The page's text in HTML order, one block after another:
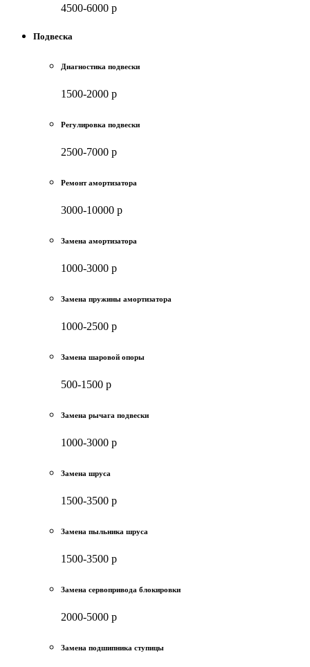
4500-6000 р
Подвеска
Диагностика подвески
1500-2000 р
Регулировка подвески
2500-7000 р
Ремонт амортизатора
3000-10000 р
Замена амортизатора
1000-3000 р
Замена пружины амортизатора
1000-2500 р
Замена шаровой опоры
500-1500 р
Замена рычага подвески
1000-3000 р
Замена шруса
1500-3500 р
Замена пыльника шруса
1500-3500 р
Замена сервопривода блокировки
2000-5000 р
Замена подшипника ступицы